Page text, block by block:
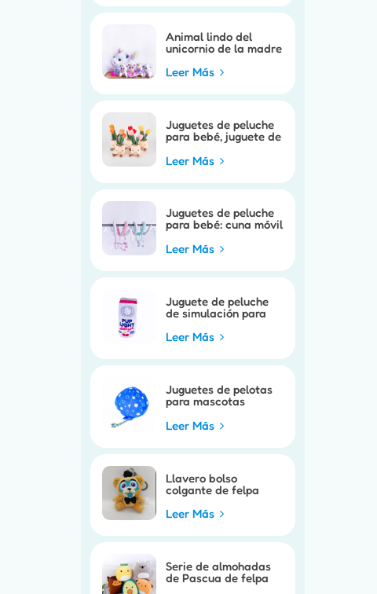
Animal lindo del
unicornio de la madre
calientes
Leer Más
Juguetes de peluche
para bebé, juguete de
marioneta móvil para
cochecito de bebé
Leer Más
Juguetes de peluche
para bebé: cuna móvil
bonito para cuna de
Leer Más
Juguete de peluche
de simulación para
Leer Más
Juguetes de pelotas
para mascotas
Leer Más
Llavero bolso
colgante de felpa
personalizable
Leer Más
Serie de almohadas
de Pascua de felpa